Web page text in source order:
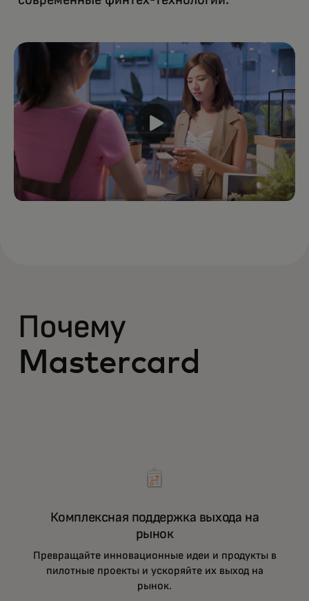
Почему
Mastercard
Комплексная поддержка выхода на
рынок
Превращайте инновационные идеи и продукты в
пилотные проекты и ускоряйте их выход на
рынок.